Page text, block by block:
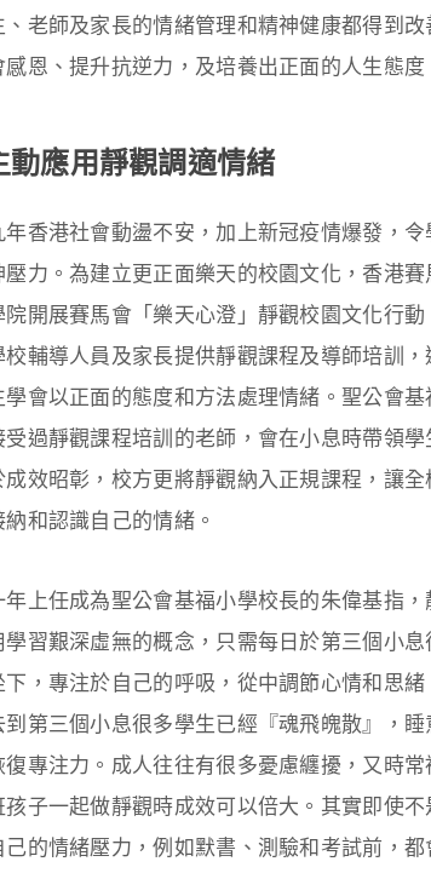
老師及家長的情緒管理和精神健康都得到
恩、提升抗逆力，及培養出正面的人生態度
動應用靜觀調適情緒
年香港社會動盪不安，加上新冠疫情爆發，
壓力。為建立更正面樂天的校園文化，香港
院開展賽馬會「樂天心澄」靜觀校園文化行
輔導人員及家長提供靜觀課程及導師培訓
會以正面的態度和方法處理情緒。聖公會
受過靜觀課程培訓的老師，會在小息時帶領
成效昭彰，校方更將靜觀納入正規課程，讓
和認識自己的情緒。
上任成為聖公會基福小學校長的朱偉基指
學習艱深虛無的概念，只需每日於第三個小
，專注於自己的呼吸，從中調節心情和思
到第三個小息很多學生已經『魂飛魄散』，
專注力。成人往往有很多憂慮纏擾，又時
孩子一起做靜觀時成效可以倍大。其實即使
的情緒壓力，例如默書、測驗和考試前，